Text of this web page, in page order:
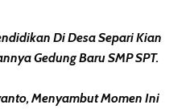
Di Desa Separi Kian
Gedung Baru SMP SPT.
Menyambut Momen Ini